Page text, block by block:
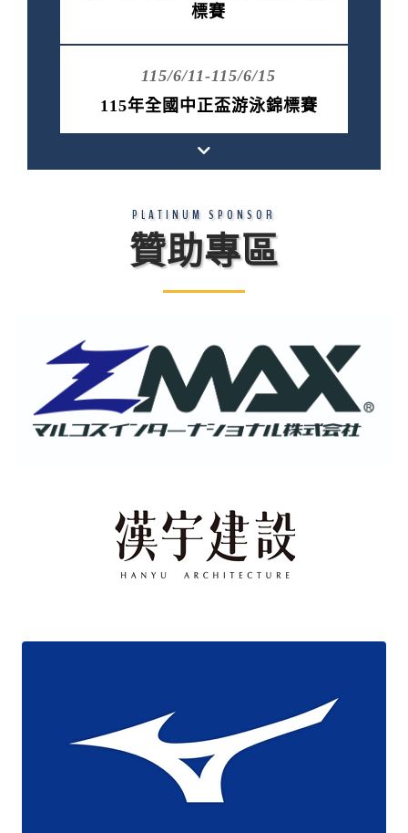
標賽
115/6/11-115/6/15
115年全國中正盃游泳錦標賽
115年全國青年盃游泳錦標賽
賽
115/4/2-115/4/5
115/3/6-115/3/9
115年全國春季游泳錦標賽
115/1/23-1/25、1/26-1/28
115年全國北區A、B游泳錦標賽
PLATINUM SPONSOR
贊助專區